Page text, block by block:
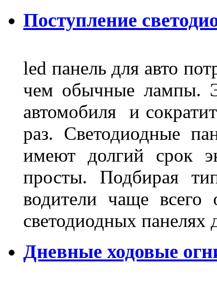
Поступление
led панель для авто
чем обычные лампы.
автомобиля и
раз. Светодиодные
имеют долгий срок
просты. Подбирая
водители чаще всего
светодиодных
Дневные ходовые